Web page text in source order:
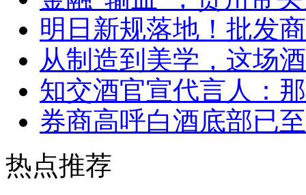
明日新规落地！批发
从制造到美学，这场
知交酒官宣代言人：
券商高呼白酒底部已
热点推荐